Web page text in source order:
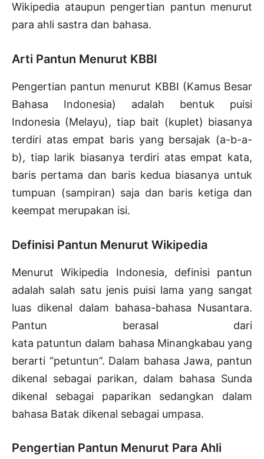
Wikipedia ataupun pengertian pantun menurut
para ahli sastra dan bahasa.
Arti Pantun Menurut KBBI
Pengertian pantun menurut KBBI (Kamus Besar
Bahasa Indonesia) adalah bentuk puisi
Indonesia (Melayu), tiap bait (kuplet) biasanya
terdiri atas empat baris yang bersajak (a-b-a-
b), tiap larik biasanya terdiri atas empat kata,
baris pertama dan baris kedua biasanya untuk
tumpuan (sampiran) saja dan baris ketiga dan
keempat merupakan isi.
Definisi Pantun Menurut Wikipedia
Menurut Wikipedia Indonesia, definisi pantun
adalah salah satu jenis puisi lama yang sangat
luas dikenal dalam bahasa-bahasa Nusantara.
Pantun berasal dari
kata patuntun dalam bahasa Minangkabau yang
berarti “petuntun”. Dalam bahasa Jawa, pantun
dikenal sebagai parikan, dalam bahasa Sunda
dikenal sebagai paparikan sedangkan dalam
bahasa Batak dikenal sebagai umpasa.
Pengertian Pantun Menurut Para Ahli